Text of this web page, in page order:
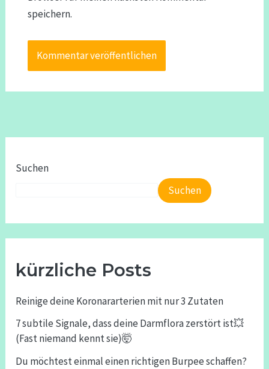
speichern.
Suchen
Suchen
kürzliche Posts
Reinige deine Koronararterien mit nur 3 Zutaten
7 subtile Signale, dass deine Darmflora zerstört ist💥
(Fast niemand kennt sie)🤯
Du möchtest einmal einen richtigen Burpee schaffen?